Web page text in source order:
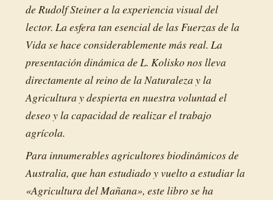
de Rudolf Steiner a la experiencia visual del
lector. La esfera tan esencial de las Fuerzas de la
Vida se hace considerablemente más real. La
presentación dinámica de L. Kolisko nos lleva
directamente al reino de la Naturaleza y la
Agricultura y despierta en nuestra voluntad el
deseo y la capacidad de realizar el trabajo
agrícola.
Para innumerables agricultores biodinámicos de
Australia, que han estudiado y vuelto a estudiar la
«Agricultura del Mañana», este libro se ha